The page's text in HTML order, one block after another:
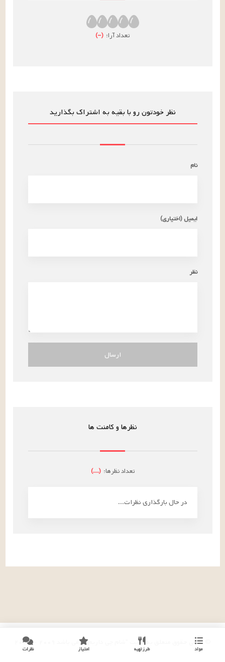
تعداد آرا: (
–
)
نظر خودتون رو با بقیه به اشتراک بگذارید
نام
ایمیل (اختیاری)
نظر
ارسال
نظرها و کامنت ها
تعداد نظرها: (
...
)
در حال بارگذاری نظرات...
مواد طرز تهیه امتیاز نظرات
© تمامی حقوق متعلق به سایت "شام چی داریم؟!" می باشد -۲۰۲۶